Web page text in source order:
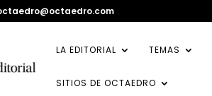
LA EDITORIAL TEMAS
SITIOS DE OCTAEDRO